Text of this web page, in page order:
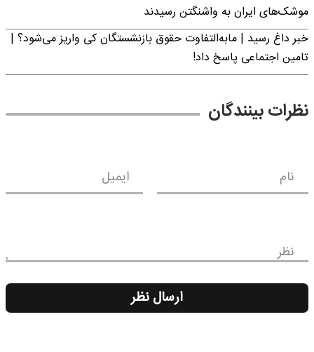
موشک‌های ایران به واشنگتن رسیدند
خبر داغ رسید | مابه‌التفاوت حقوق بازنشستگان کی واریز می‌شود؟ |
تامین اجتماعی پاسخ داد!
نظرات بینندگان
نام ایمیل
نظر
ارسال نظر